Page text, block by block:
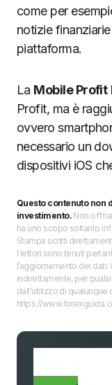
come per
notizie
piattaforma.
La Mobile Profit
Profit, ma è
ovvero
necessario un
dispositivi iOS
Questo contenuto non
investimento.Non
ha uno scopo soltanto
Stampa scritti
I lettori sono tenuti
l’aggiornamento dei
indirettamente, per
dall'utilizzo di
https://